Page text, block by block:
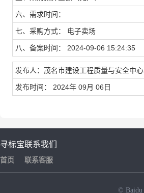
六、需求时间：
七、采购方式： 电子卖场
八、备案时间： 2024-09-06 15:24:35
发布人：茂名市建设工程质量与安全中心
发布时间： 2024年 09月 06日
寻标宝
首页
联系我们
联系客服
© Baidu